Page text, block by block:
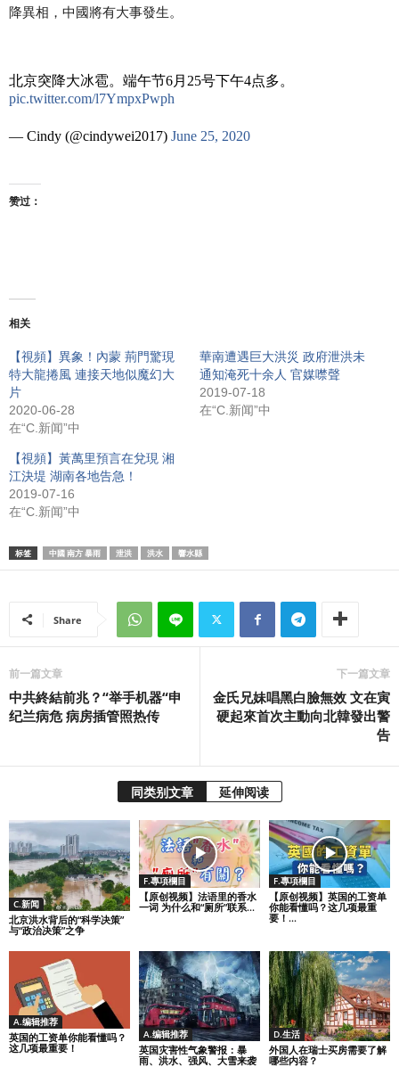
降異相，中國將有大事發生。
北京突降大冰雹。端午节6月25号下午4点多。
pic.twitter.com/l7YmpxPwph
— Cindy (@cindywei2017) June 25, 2020
赞过：
相关
【視頻】異象！內蒙 荊門驚現​​
特大龍捲風 連接天地似魔幻大
片
2020-06-28
在“C.新闻”中
華南遭遇巨大洪災 政府泄洪未
通知淹死十余人 官媒噤聲
2019-07-18
在“C.新闻”中
【視頻】黃萬里預言在兌現 湘
江決堤 湖南各地告急！
2019-07-16
在“C.新闻”中
标签 中國 南方 暴雨 泄洪 洪水 響水縣
Share
前一篇文章
中共終結前兆？“举手机器“申
纪兰病危 病房插管照热传
下一篇文章
金氏兄妹唱黑白臉無效 文在寅
硬起來首次主動向北韓發出警
告
同类别文章 延伸阅读
C.新闻
北京洪水背后的“科学决策”
与“政治决策”之争
F.專項欄目
【原创视频】法语里的香水
一词 为什么和“厕所”联系...
F.專項欄目
【原创视频】英国的工资单
你能看懂吗？这几项最重
要！...
A.编辑推荐
英国的工资单你能看懂吗？
这几项最重要！
A.编辑推荐
英国灾害性气象警报：暴
雨、洪水、强风、大雪来袭
D.生活
外国人在瑞士买房需要了解
哪些内容？